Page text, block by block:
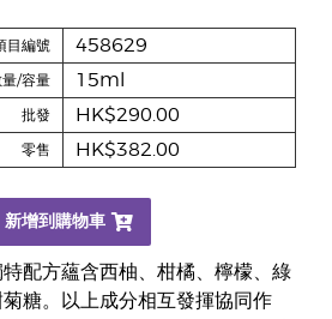
配方蘊含西柚、柑橘、檸檬、綠
糖。以上成分相互發揮協同作
目編號 458629
量/容量 15ml
批發 HK$290.00
零售 HK$382.00
新增到購物車